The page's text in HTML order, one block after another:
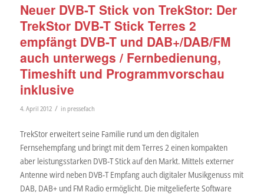
Neuer DVB-T Stick von TrekStor: Der
TrekStor DVB-T Stick Terres 2
empfängt DVB-T und DAB+/DAB/FM
auch unterwegs / Fernbedienung,
Timeshift und Programmvorschau
inklusive
4. April 2012 / in pressefach
TrekStor erweitert seine Familie rund um den digitalen
Fernsehempfang und bringt mit dem Terres 2 einen kompakten
aber leistungsstarken DVB-T Stick auf den Markt. Mittels externer
Antenne wird neben DVB-T Empfang auch digitaler Musikgenuss mit
DAB, DAB+ und FM Radio ermöglicht. Die mitgelieferte Software